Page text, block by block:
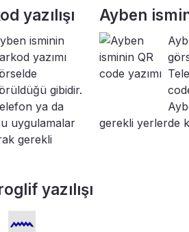
yazılışı
isminin
yazımı
gibidir.
ya da
uygulamalar
gerekli
Ayben
gerekli yerlerde
yazılışı